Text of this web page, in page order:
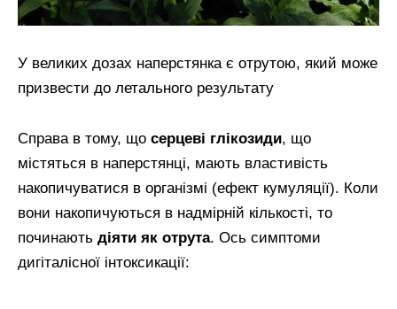
У великих дозах наперстянка є отрутою, який може
призвести до летального результату
Справа в тому, що серцеві глікозиди, що
містяться в наперстянці, мають властивість
накопичуватися в організмі (ефект кумуляції). Коли
вони накопичуються в надмірній кількості, то
починають діяти як отрута. Ось симптоми
дигіталісної інтоксикації: